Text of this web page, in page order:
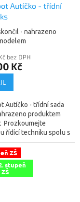
Autíčko - třídní
- nahrazeno
bez DPH
Kč
Autíčko - třídní sada
produktem
Prozkoumejte
řídící techniku spolu s
obrazovkou na
autíčku! Po známé...
ZŠ
stupeň
ZŠ